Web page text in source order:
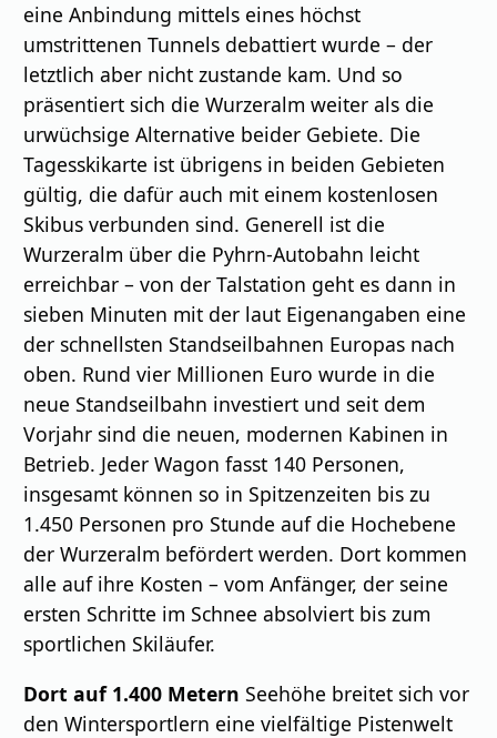
eine Anbindung mittels eines höchst
umstrittenen Tunnels debattiert wurde – der
letztlich aber nicht zustande kam. Und so
präsentiert sich die Wurzeralm weiter als die
urwüchsige Alternative beider Gebiete. Die
Tagesskikarte ist übrigens in beiden Gebieten
gültig, die dafür auch mit einem kostenlosen
Skibus verbunden sind. Generell ist die
Wurzeralm über die Pyhrn-Autobahn leicht
erreichbar – von der Talstation geht es dann in
sieben Minuten mit der laut Eigenangaben eine
der schnellsten Standseilbahnen Europas nach
oben. Rund vier Millionen Euro wurde in die
neue Standseilbahn investiert und seit dem
Vorjahr sind die neuen, modernen Kabinen in
Betrieb. Jeder Wagon fasst 140 Personen,
insgesamt können so in Spitzenzeiten bis zu
1.450 Personen pro Stunde auf die Hochebene
der Wurzeralm befördert werden. Dort kommen
alle auf ihre Kosten – vom Anfänger, der seine
ersten Schritte im Schnee absolviert bis zum
sportlichen Skiläufer.
Dort auf 1.400 Metern Seehöhe breitet sich vor
den Wintersportlern eine vielfältige Pistenwelt